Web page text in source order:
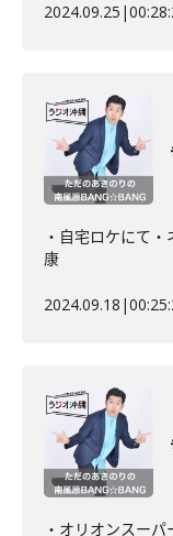
2024.09.25 |
・自宅ロケにて
康
2024.09.18 |
・オリオンスー